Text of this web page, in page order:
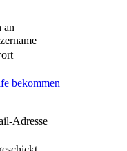
an
bekommen
Adresse